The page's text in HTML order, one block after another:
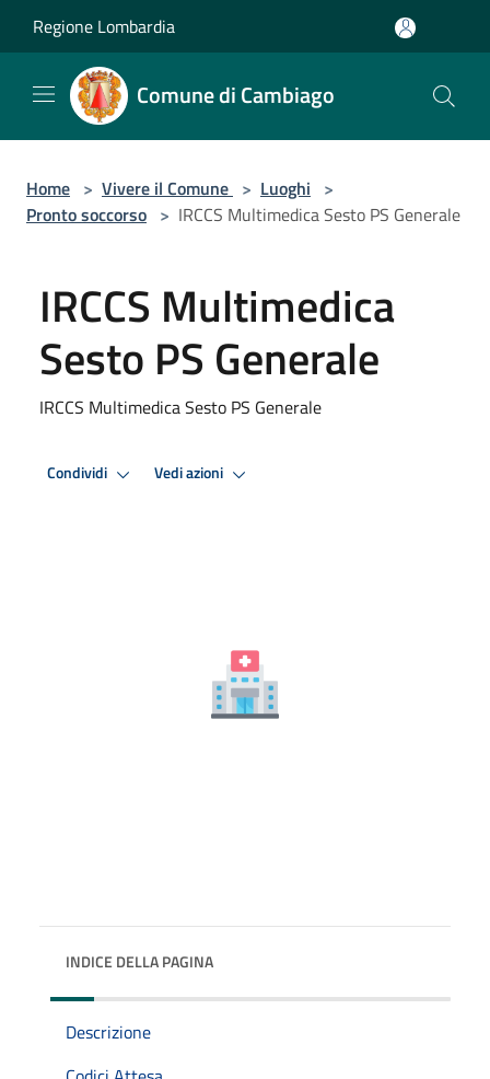
Regione Lombardia
Comune di Cambiago
Home > Vivere il Comune > Luoghi >
Pronto soccorso > IRCCS Multimedica Sesto PS Generale
IRCCS Multimedica
Sesto PS Generale
IRCCS Multimedica Sesto PS Generale
Condividi Vedi azioni
INDICE DELLA PAGINA
Descrizione